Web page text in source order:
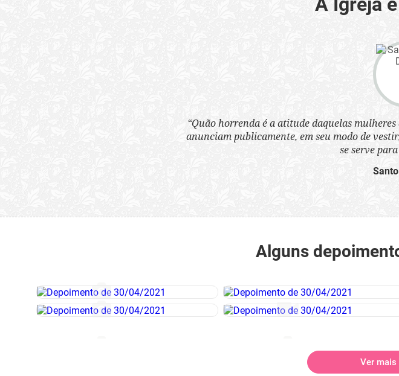
“Quão horrenda é a atitude daquelas
anunciam publicamente, em seu modo de
se serve
Alguns
Ver mais